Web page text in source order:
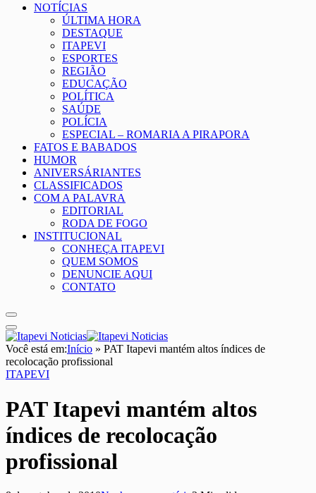
NOTÍCIAS
ÚLTIMA HORA
DESTAQUE
ITAPEVI
ESPORTES
REGIÃO
EDUCAÇÃO
POLÍTICA
SAÚDE
POLÍCIA
ESPECIAL – ROMARIA A PIRAPORA
FATOS E BABADOS
HUMOR
ANIVERSÁRIANTES
CLASSIFICADOS
COM A PALAVRA
EDITORIAL
RODA DE FOGO
INSTITUCIONAL
CONHEÇA ITAPEVI
QUEM SOMOS
DENUNCIE AQUI
CONTATO
Você está em:Início » PAT Itapevi mantém altos índices de
recolocação profissional
ITAPEVI
PAT Itapevi mantém altos
índices de recolocação
profissional